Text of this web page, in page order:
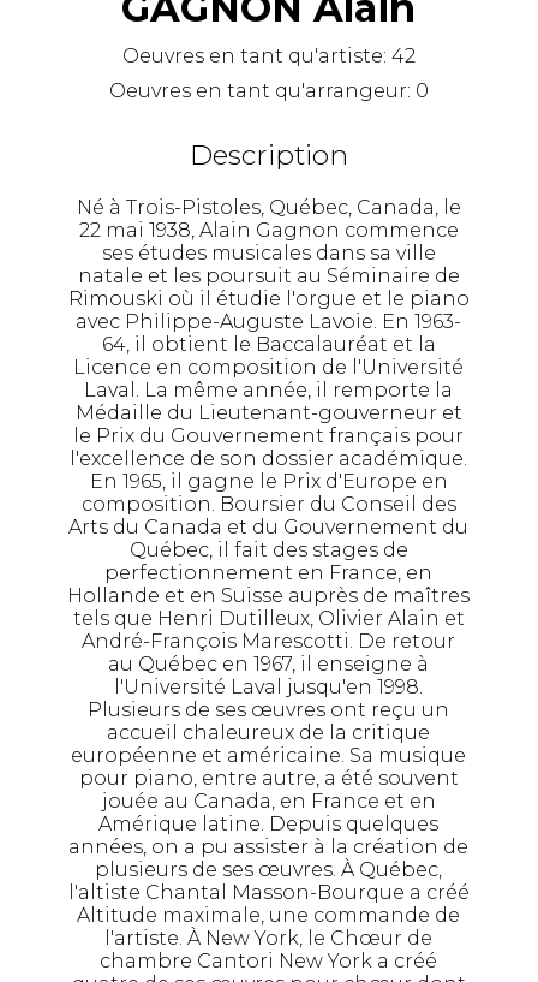
Oeuvres en tant qu'artiste: 42
Oeuvres en tant qu'arrangeur: 0
Description
Né à Trois-Pistoles, Québec, Canada, le
22 mai 1938, Alain Gagnon commence
ses études musicales dans sa ville
natale et les poursuit au Séminaire de
Rimouski où il étudie l'orgue et le piano
avec Philippe-Auguste Lavoie. En 1963-
64, il obtient le Baccalauréat et la
Licence en composition de l'Université
Laval. La même année, il remporte la
Médaille du Lieutenant-gouverneur et
le Prix du Gouvernement français pour
l'excellence de son dossier académique.
En 1965, il gagne le Prix d'Europe en
composition. Boursier du Conseil des
Arts du Canada et du Gouvernement du
Québec, il fait des stages de
perfectionnement en France, en
Hollande et en Suisse auprès de maîtres
tels que Henri Dutilleux, Olivier Alain et
André-François Marescotti. De retour
au Québec en 1967, il enseigne à
l'Université Laval jusqu'en 1998.
Plusieurs de ses œuvres ont reçu un
accueil chaleureux de la critique
européenne et américaine. Sa musique
pour piano, entre autre, a été souvent
jouée au Canada, en France et en
Amérique latine. Depuis quelques
années, on a pu assister à la création de
plusieurs de ses œuvres. À Québec,
l'altiste Chantal Masson-Bourque a créé
Altitude maximale, une commande de
l'artiste. À New York, le Chœur de
chambre Cantori New York a créé